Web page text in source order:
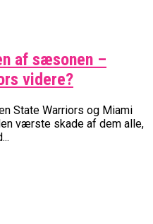
af sæsonen –
videre?
State Warriors og Miami
værste skade af dem alle,